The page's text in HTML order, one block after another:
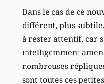
Dans le cas de ce
différent, plus
à rester attentif, car
intelligemment
nombreuses
sont toutes ces